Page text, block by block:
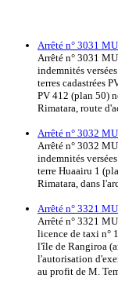
Arrêté n° 3031
Arrêté n° 3031
indemnités
terres cadastrées
PV 412 (plan 50)
Rimatara, route
Arrêté n° 3032
Arrêté n° 3032
indemnités
terre Huaairu 1
Rimatara, dans
Arrêté n° 3321
Arrêté n° 3321
licence de taxi n°
l'île de Rangiroa
l'autorisation
au profit de M.